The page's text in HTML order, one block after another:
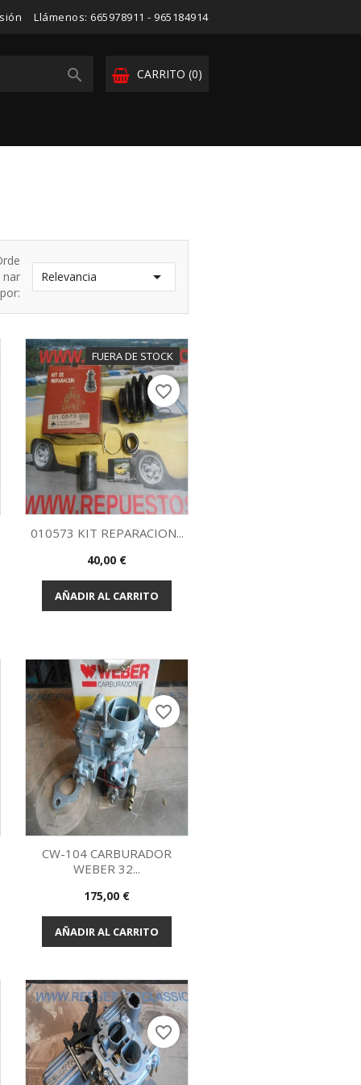
Llámenos: 665978911 - 965184914
CARRITO (0)

nar
por:
Relevancia 
FUERA DE STOCK
Vista rápida
010573 KIT REPARACION...
Precio
40,00 €
AÑADIR AL CARRITO
favorite_border
Vista rápida
CW-104 CARBURADOR
WEBER 32...
Precio
175,00 €
AÑADIR AL CARRITO
favorite_border
favorite_border